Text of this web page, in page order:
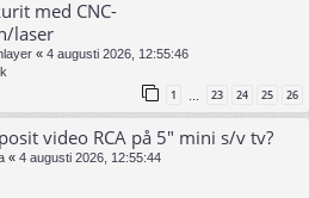
med CNC-
laser
« 4 augusti 2026, 12:55:46
1 23 24 25 26
video RCA på 5" mini s/v tv?
« 4 augusti 2026, 12:55:44